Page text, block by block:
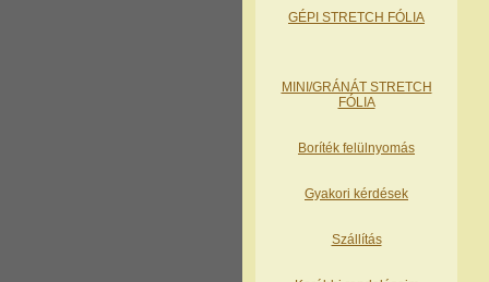
GÉPI STRETCH FÓLIA
MINI/GRÁNÁT STRETCH
FÓLIA
Boríték felülnyomás
Gyakori kérdések
Szállítás